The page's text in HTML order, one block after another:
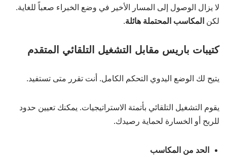
لا يزال الوصول إلى المسار الأخير في وضع الخبراء صعباً للغاية.
لكن المكاسب المحتملة هائلة.
كتيبات باريس مقابل التشغيل التلقائي المتقدم
يتيح لك الوضع اليدوي التحكم الكامل. أنت تقرر متى تستفيد.
يقوم التشغيل التلقائي بأتمتة الاستراتيجيات. يمكنك تعيين حدود
للربح أو الخسارة لحماية رصيدك.
الحد من المكاسب